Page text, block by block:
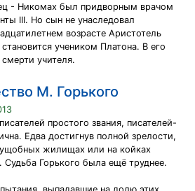
- Никомах был придворным врачом
III. Но сын не унаследовал
возрасте Аристотель
учеником Платона. В его
учителя.
М. Горького
простого звания, писателей-
Едва достигнув полной зрелости,
жилищах или на койках
Горького была ещё труднее.